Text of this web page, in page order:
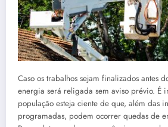
Caso os trabalhos sejam finalizados antes
energia será religada sem aviso prévio. É
população esteja ciente de que, além das
programadas, podem ocorrer quedas de